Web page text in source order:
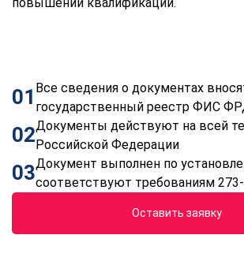
01 Все сведения о документах
государственный реестр ФИС
02Документы действуют на всей
Российской Федерации
03Документ выполнен по
соответствуют требованиям
Оставить заявку